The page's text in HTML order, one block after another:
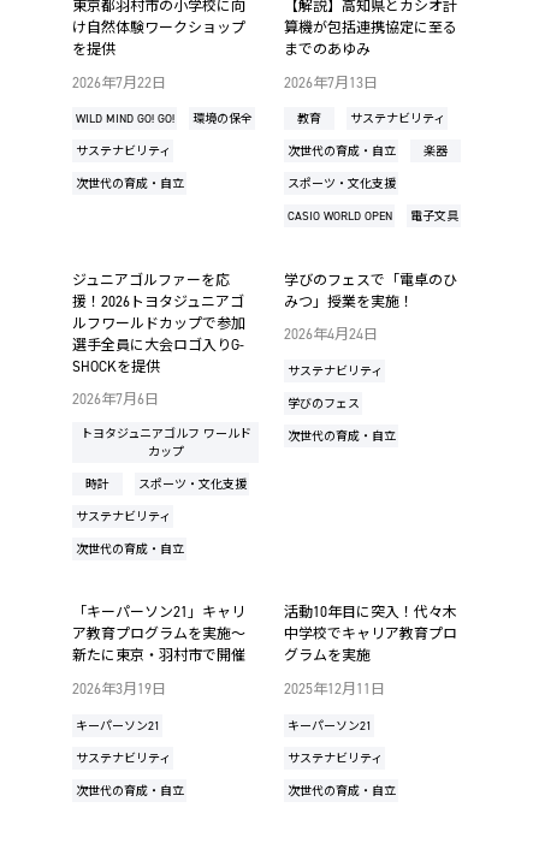
2026年7月22日
WILD MIND GO! GO! 環境の保全
サステナビリティ
次世代の育成・自立
東京都羽村市の小学校に向
け自然体験ワークショップ
を提供
2026年7月13日
教育 サステナビリティ
次世代の育成・自立 楽器
スポーツ・文化支援
CASIO WORLD OPEN 電子文具
【解説】高知県とカシオ計
算機が包括連携協定に至る
までのあゆみ
2026年7月6日
トヨタジュニアゴルフ ワールド
カップ
時計 スポーツ・文化支援
サステナビリティ
次世代の育成・自立
ジュニアゴルファーを応
援！2026トヨタジュニアゴ
ルフワールドカップで参加
選手全員に大会ロゴ入りG-
SHOCKを提供
2026年4月24日
サステナビリティ
学びのフェス
次世代の育成・自立
学びのフェスで「電卓のひ
みつ」授業を実施！
2026年3月19日
キーパーソン21
サステナビリティ
次世代の育成・自立
「キーパーソン21」キャリ
ア教育プログラムを実施～
新たに東京・羽村市で開催
2025年12月11日
キーパーソン21
サステナビリティ
次世代の育成・自立
活動10年目に突入！代々木
中学校でキャリア教育プロ
グラムを実施